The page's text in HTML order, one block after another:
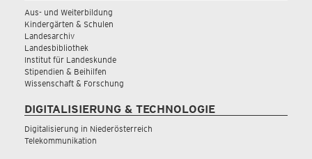
Aus- und Weiterbildung
Kindergärten & Schulen
Landesarchiv
Landesbibliothek
Institut für Landeskunde
Stipendien & Beihilfen
Wissenschaft & Forschung
DIGITALISIERUNG & TECHNOLOGIE
Digitalisierung in Niederösterreich
Telekommunikation